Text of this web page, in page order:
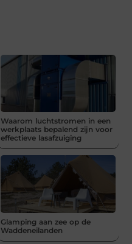
Waarom luchtstromen in een
werkplaats bepalend zijn voor
effectieve lasafzuiging
Glamping aan zee op de
Waddeneilanden